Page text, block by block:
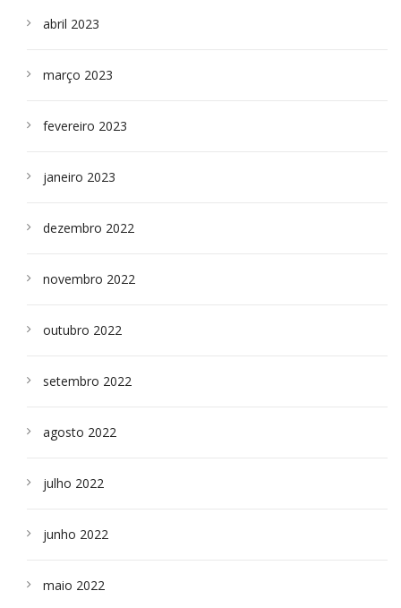
abril 2023
março 2023
fevereiro 2023
janeiro 2023
dezembro 2022
novembro 2022
outubro 2022
setembro 2022
agosto 2022
julho 2022
junho 2022
maio 2022